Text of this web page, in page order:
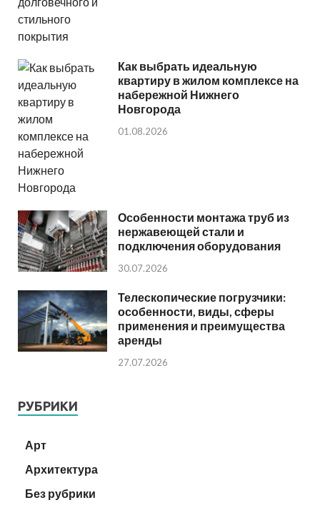
Как выбрать идеальную
квартиру в жилом комплексе на
набережной Нижнего
Новгорода
01.08.2026
Особенности монтажа труб из
нержавеющей стали и
подключения оборудования
30.07.2026
Телескопические погрузчики:
особенности, виды, сферы
применения и преимущества
аренды
27.07.2026
РУБРИКИ
Арт
Архитектура
Без рубрики